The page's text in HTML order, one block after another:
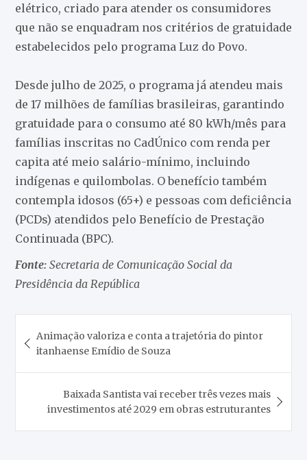
elétrico, criado para atender os consumidores
que não se enquadram nos critérios de gratuidade
estabelecidos pelo programa Luz do Povo.
Desde julho de 2025, o programa já atendeu mais
de 17 milhões de famílias brasileiras, garantindo
gratuidade para o consumo até 80 kWh/mês para
famílias inscritas no CadÚnico com renda per
capita até meio salário-mínimo, incluindo
indígenas e quilombolas. O benefício também
contempla idosos (65+) e pessoas com deficiência
(PCDs) atendidos pelo Benefício de Prestação
Continuada (BPC).
Fonte:Secretaria de Comunicação Social da
Presidência da República
de
Post
Animação valoriza e conta a trajetória do pintor
itanhaense Emídio de Souza
Baixada Santista vai receber três vezes mais
investimentos até 2029 em obras estruturantes